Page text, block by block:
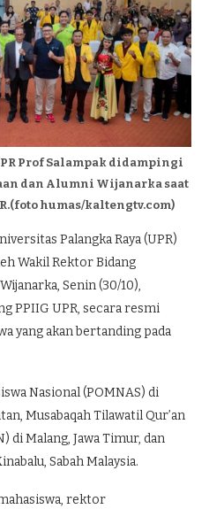
Prof Salampak didampingi
dan Alumni Wijanarka saat
humas/kaltengtv.com)
Palangka Raya (UPR)
Wakil Rektor Bidang
Senin (30/10),
PPIIG UPR, secara resmi
yang akan bertanding pada
Nasional (POMNAS) di
Musabaqah Tilawatil Qur’an
di Malang, Jawa Timur, dan
Sabah Malaysia.
rektor